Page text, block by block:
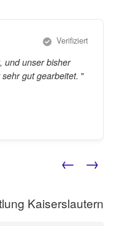
Verifiziert
gut gearbeitet. "
← →
Kaiserslautern